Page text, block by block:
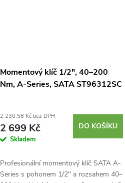
Momentový klíč 1/2", 40–200
Nm, A-Series, SATA ST96312SC
2 230,58 Kč bez DPH
2 699 Kč
Skladem
DO KOŠÍKU
Profesionální momentový klíč SATA A-
Series s pohonem 1/2" a rozsahem 40–